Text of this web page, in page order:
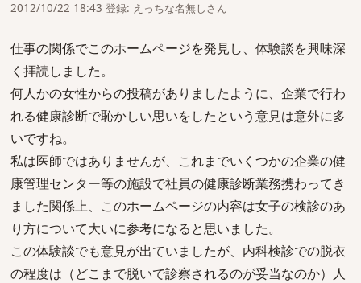
2012/10/22 18:43 登録: えっちな名無しさん
仕事の関係でこのホームページを発見し、体験談を興味深
く拝読しました。
何人かの女性からの投稿がありましたように、企業で行わ
れる健康診断で恥かしい思いをしたという意見は意外に多
いですね。
私は医師ではありませんが、これまでいくつかの企業の健
康管理センター等の施設で社員の健康診断業務携わってき
ました関係上、このホームページの内容は女子の検診のあ
り方について大いに参考になると思いました。
この体験談でも意見が出ていましたが、内科検診での脱衣
の程度は（どこまで脱いで診察されるのが妥当なのか）人